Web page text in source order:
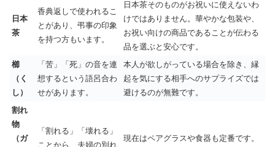
日本
茶
香典返しで使われるこ
とがあり、弔事の印象
を持つ方もいます。
日本茶そのものがお祝いに使えないわ
けではありません。華やかな包装や、
お祝い向けの商品であることが伝わる
品を選ぶと安心です。
櫛
（く
し）
「苦」「死」の音を連
想するという語呂合わ
せがあります。
本人が欲しがっている場合を除き、縁
起を気にする相手へのサプライズでは
避けるのが無難です。
割れ
物
（ガ
「割れる」「壊れる」
ことから、夫婦の別れ
現在はペアグラスや食器も定番です。